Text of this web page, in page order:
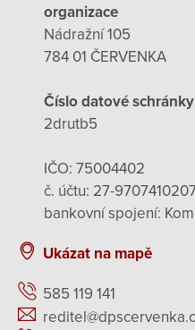
organizace
Nádražní 105
784 01 ČERVENKA
Číslo datové
2drutb5
IČO: 75004402
č. účtu: 27-
bankovní spojení:
Ukázat na mapě
585 119 141